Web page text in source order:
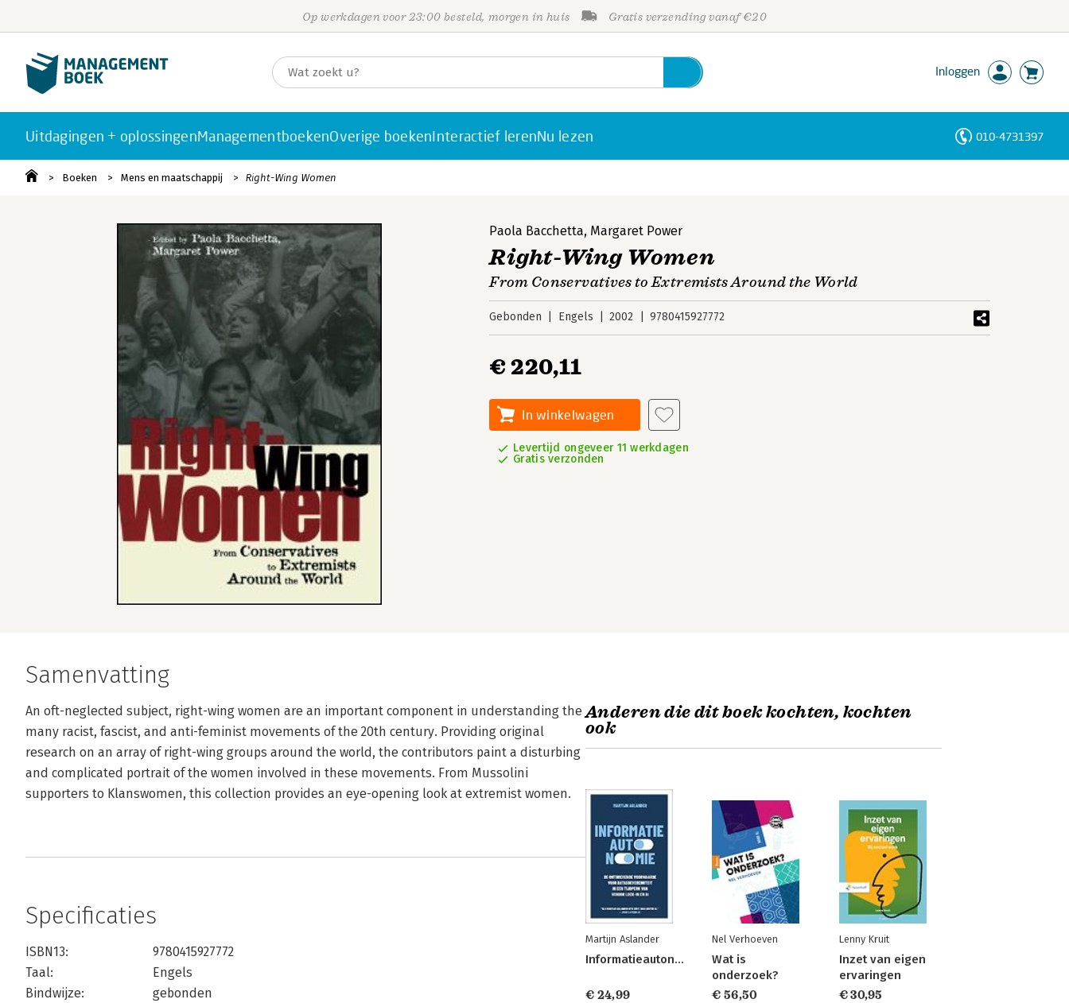
Op werkdagen voor 23:00 besteld, morgen in huis Gratis verzending vanaf €20
Inloggen
Uitdagingen + oplossingenManagementboekenOverige boekenInteractief lerenNu lezen 010-4731397
Boeken Mens en maatschappij Right-Wing Women
Paola Bacchetta, Margaret Power
Right-Wing Women
From Conservatives to Extremists Around the World
Gebonden Engels 2002 9780415927772
€ 220,11
In winkelwagen
Levertijd ongeveer 11 werkdagen
Gratis verzonden
Samenvatting
An oft-neglected subject, right-wing women are an important component in understanding the
many racist, fascist, and anti-feminist movements of the 20th century. Providing original
research on an array of right-wing groups around the world, the contributors paint a disturbing
and complicated portrait of the women involved in these movements. From Mussolini
supporters to Klanswomen, this collection provides an eye-opening look at extremist women.
Specificaties
ISBN13:
9780415927772
Taal:
Engels
Bindwijze:
gebonden
Anderen die dit boek kochten, kochten
ook
Martijn Aslander
Informatieautonomie
€ 24,99
Nel Verhoeven
Wat is
onderzoek?
€ 56,50
Lenny Kruit
Inzet van eigen
ervaringen
€ 30,95
Personen